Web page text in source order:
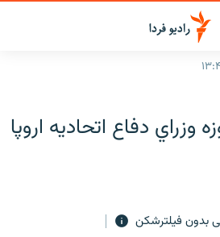
وزراي دفاع اتحاديه اروپا
بدون فیلترشکن